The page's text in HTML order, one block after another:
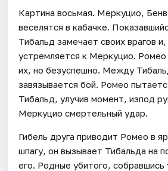
Картина восьмая. Меркуцио,
веселятся в кабачке.
Тибальд замечает своих врагов
устремляется к Меркуцио. Ромео
их, но безуспешно. Между
завязывается бой. Ромео
Тибальд, улучив момент, изпод
Меркуцио смертельный удар.
Гибель друга приводит Ромео в
шпагу, он вызывает Тибальда на
его. Родные убитого, собравшись